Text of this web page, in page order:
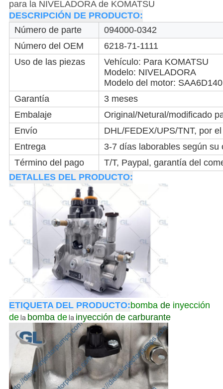
para la NIVELADORA de KOMATSU
DESCRIPCIÓN DE PRODUCTO:
Número de parte
094000-0342
Número del OEM
6218-71-1111
Uso de las piezas
Vehículo: Para KOMATSU
Modelo: NIVELADORA
Modelo del motor:
Garantía
3 meses
Embalaje
Original/Netural/modificado
Envío
DHL/FEDEX/UPS/TNT, por
Entrega
3-7 días laborables según su
Término del pago
T/T, Paypal, garantía del
DETALLES DEL PRODUCTO:
ETIQUETA DEL PRODUCTO:bomba de inyección
dela bomba dela inyección de carburante